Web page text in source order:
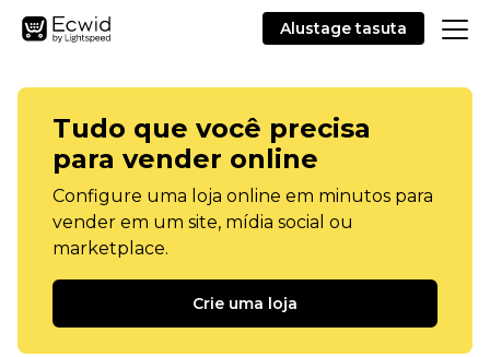
Alustage tasuta
Tudo que você precisa
para vender online
Configure uma loja online em minutos para
vender em um site, mídia social ou
marketplace.
Crie uma loja